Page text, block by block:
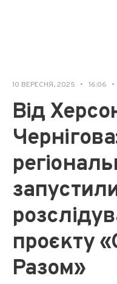
10 ВЕРЕСНЯ, 2025 • 16:06 •
Від
проєкту
Разом»